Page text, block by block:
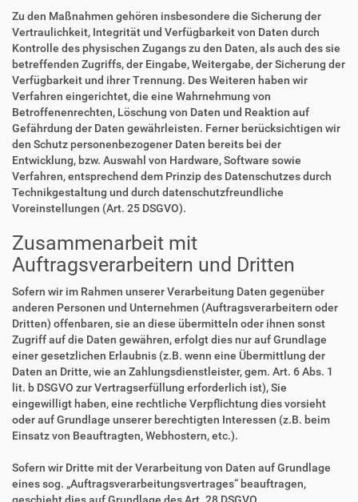
Zu den Maßnahmen gehören insbesondere die Sicherung der
Vertraulichkeit, Integrität und Verfügbarkeit von Daten durch
Kontrolle des physischen Zugangs zu den Daten, als auch des sie
betreffenden Zugriffs, der Eingabe, Weitergabe, der Sicherung der
Verfügbarkeit und ihrer Trennung. Des Weiteren haben wir
Verfahren eingerichtet, die eine Wahrnehmung von
Betroffenenrechten, Löschung von Daten und Reaktion auf
Gefährdung der Daten gewährleisten. Ferner berücksichtigen wir
den Schutz personenbezogener Daten bereits bei der
Entwicklung, bzw. Auswahl von Hardware, Software sowie
Verfahren, entsprechend dem Prinzip des Datenschutzes durch
Technikgestaltung und durch datenschutzfreundliche
Voreinstellungen (Art. 25 DSGVO).
Zusammenarbeit mit
Auftragsverarbeitern und Dritten
Sofern wir im Rahmen unserer Verarbeitung Daten gegenüber
anderen Personen und Unternehmen (Auftragsverarbeitern oder
Dritten) offenbaren, sie an diese übermitteln oder ihnen sonst
Zugriff auf die Daten gewähren, erfolgt dies nur auf Grundlage
einer gesetzlichen Erlaubnis (z.B. wenn eine Übermittlung der
Daten an Dritte, wie an Zahlungsdienstleister, gem. Art. 6 Abs. 1
lit. b DSGVO zur Vertragserfüllung erforderlich ist), Sie
eingewilligt haben, eine rechtliche Verpflichtung dies vorsieht
oder auf Grundlage unserer berechtigten Interessen (z.B. beim
Einsatz von Beauftragten, Webhostern, etc.).
Sofern wir Dritte mit der Verarbeitung von Daten auf Grundlage
eines sog. „Auftragsverarbeitungsvertrages“ beauftragen,